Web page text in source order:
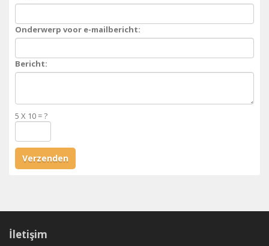
Onderwerp voor e-mailbericht:
Bericht:
5 X 10 = ?
Verzenden
İletişim